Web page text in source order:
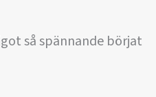
så spännande börjat